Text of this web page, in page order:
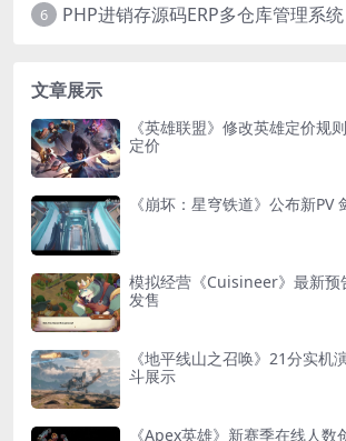
6
文章展示
《英雄联盟》修改英雄定价规
定价
《崩坏：星穹铁道》公布新PV
模拟经营《Cuisineer》最新预
发售
《地平线山之召唤》21分实机
斗展示
《Apex英雄》新赛季在线人数